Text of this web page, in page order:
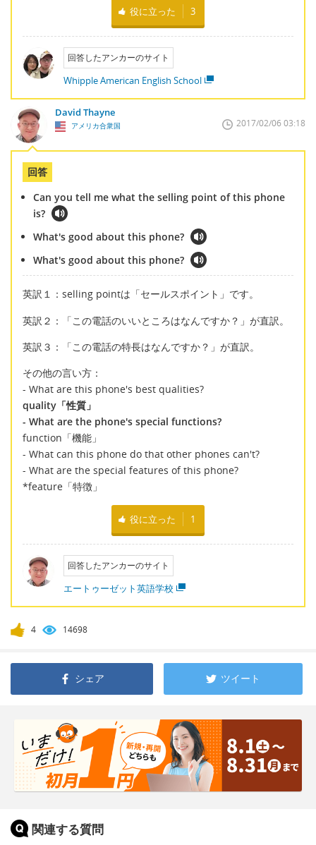
役に立った 3
回答したアンカーのサイト
Whipple American English School
David Thayne
アメリカ合衆国 2017/02/06 03:18
回答
Can you tell me what the selling point of this phone
is?
What's good about this phone?
What's good about this phone?
英訳１：selling pointは「セールスポイント」です。
英訳２：「この電話のいいところはなんですか？」が直訳。
英訳３：「この電話の特長はなんですか？」が直訳。
その他の言い方：
- What are this phone's best qualities?
quality「性質」
- What are the phone's special functions?
function「機能」
- What can this phone do that other phones can't?
- What are the special features of this phone?
*feature「特徴」
役に立った 1
回答したアンカーのサイト
エートゥーゼット英語学校
4 14698
シェア ツイート
関連する質問